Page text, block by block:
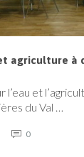
agriculture à
l’eau et
du Val …
0